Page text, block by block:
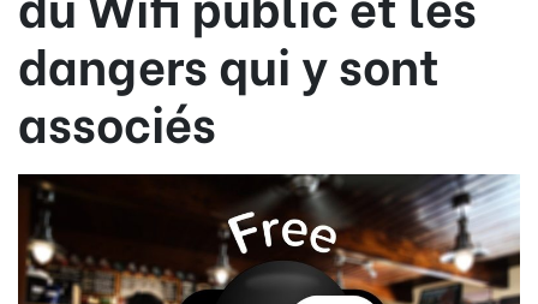
dangers qui y sont
associés